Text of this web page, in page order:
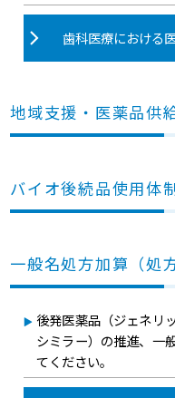
歯科医療における
地域支援・医薬品供
バイオ後続品使用体
一般名処方加算（処
後発医薬品（ジェネリ
シミラー）の推進、一
てください。